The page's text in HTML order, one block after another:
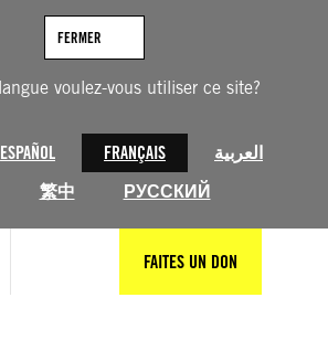
voulez-vous utiliser ce site?
ESPAÑOL FRANÇAIS
العربية
繁中 РУССКИЙ
FERMER
FAITES UN DON